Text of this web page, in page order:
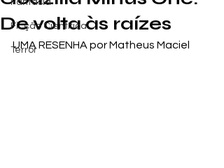
Fantasia
Ficção Científica
Terror
De volta às raízes
UMA RESENHA por Matheus Maciel